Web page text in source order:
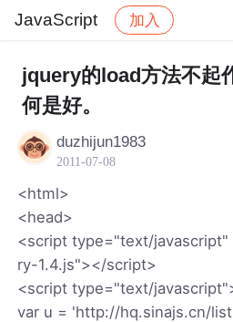
JavaScript 加入
社区 JavaScript 帖子详
jquery的load方法不起
何是好。
duzhijun1983
2011-07-08
<html>
<head>
<script type="text/
ry-1.4.js"></script>
<script type="text/
var u = 'http://hq.sinajs.cn/